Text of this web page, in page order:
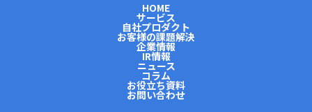
HOME
サービス
自社プロダクト
お客様の課題解決
企業情報
IR情報
ニュース
コラム
お役立ち資料
お問い合わせ